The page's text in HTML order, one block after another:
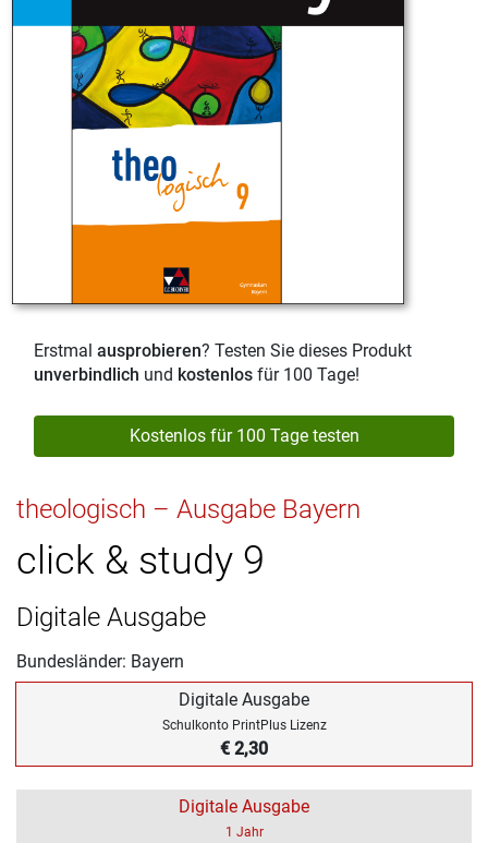
Erstmal ausprobieren? Testen Sie dieses Produkt
unverbindlich und kostenlos für 100 Tage!
Kostenlos für 100 Tage testen
theologisch – Ausgabe Bayern
click & study 9
Digitale Ausgabe
Bundesländer: Bayern
Digitale Ausgabe
Schulkonto PrintPlus Lizenz
€ 2,30
Digitale Ausgabe
1 Jahr